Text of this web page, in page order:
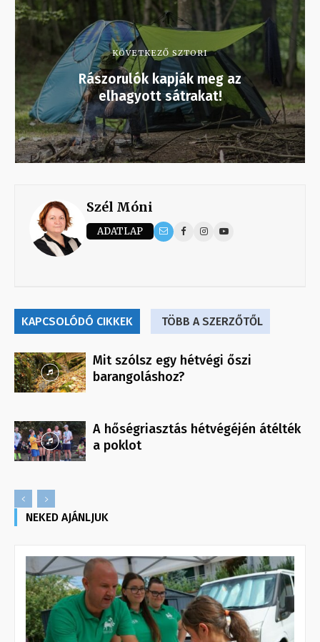
KÖVETKEZŐ SZTORI
Rászorulók kapják meg az
elhagyott sátrakat!
Szél Móni
ADATLAP
KAPCSOLÓDÓ CIKKEK TÖBB A SZERZŐTŐL
Mit szólsz egy hétvégi őszi
barangoláshoz?
A hőségriasztás hétvégéjén átélték
a poklot
NEKED AJÁNLJUK